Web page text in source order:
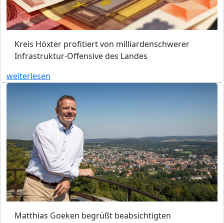
Kreis Höxter profitiert von milliardenschwerer
Infrastruktur-Offensive des Landes
weiterlesen
Matthias Goeken begrüßt beabsichtigten